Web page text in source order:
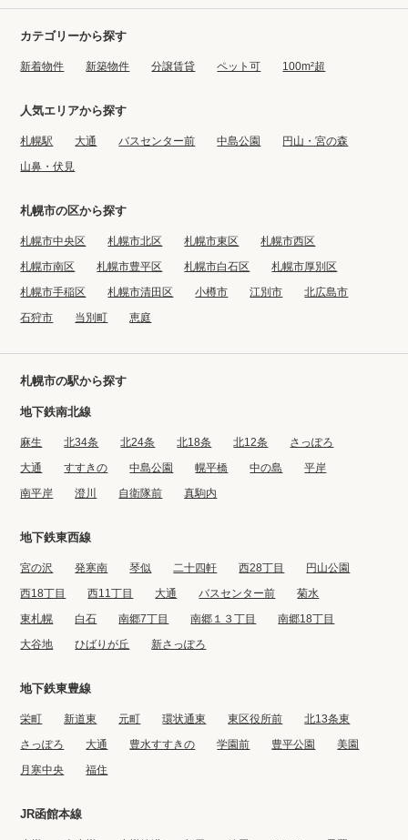
高級賃貸物件トピック 会社概要
カテゴリーから探す
新着物件 新築物件 分譲賃貸 ペット可 100m²超
人気エリアから探す
札幌駅 大通 バスセンター前 中島公園
円山・宮の森
山鼻・伏見
札幌市の区から探す
札幌市中央区 札幌市北区 札幌市東区
札幌市西区
札幌市南区
札幌市豊平区 札幌市白石区
札幌市厚別区
札幌市手稲区
札幌市清田区 小樽市 江別市
北広島市
石狩市
当別町 恵庭
札幌市の駅から探す
地下鉄南北線
麻生 北34条 北24条 北18条 北12条
さっぽろ
大通
すすきの 中島公園 幌平橋 中の島
平岸
南平岸
澄川 自衛隊前 真駒内
地下鉄東西線
宮の沢 発寒南 琴似 二十四軒 西28丁目
円山公園
西18丁目
西11丁目 大通 バスセンター前
菊水
東札幌
白石 南郷7丁目 南郷１３丁目
南郷18丁目
大谷地
ひばりが丘 新さっぽろ
地下鉄東豊線
栄町 新道東 元町 環状通東 東区役所前
北13条東
さっぽろ
大通 豊水すすきの 学園前 豊平公園
美園
月寒中央
福住
JR函館本線